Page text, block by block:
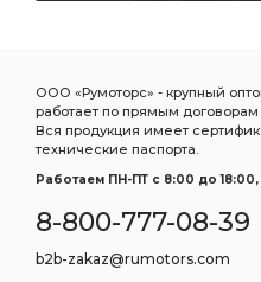
ООО «Румоторс» - крупный
работает по прямым
Вся продукция имеет
технические паспорта.
Работаем ПН-ПТ c 8:00 до
8-800-777-08-39
b2b-zakaz@rumotors.com